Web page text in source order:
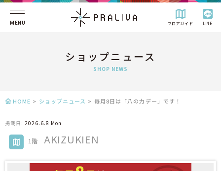
MENU フロアガイド LINE
ショップニュース
SHOP NEWS
HOME > ショップニュース > 毎月8日は「八の力デー」です！
掲載日: 2026.6.8 Mon
1階 AKIZUKIEN